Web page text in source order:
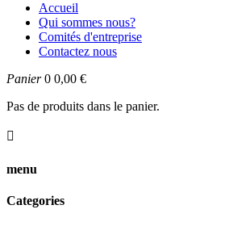
Accueil
Qui sommes nous?
Comités d'entreprise
Contactez nous
Panier 0 0,00 €
Pas de produits dans le panier.

menu
Categories